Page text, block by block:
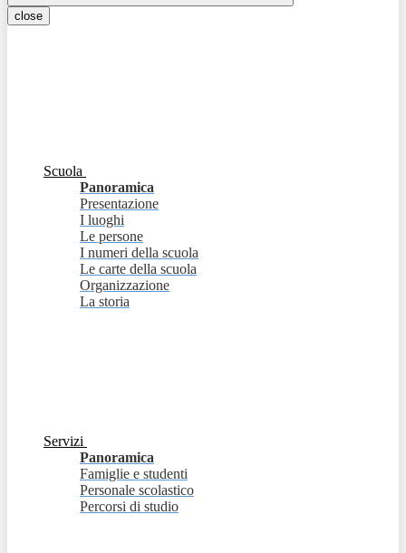
close
Scuola
Panoramica
Presentazione
I luoghi
Le persone
I numeri della scuola
Le carte della scuola
Organizzazione
La storia
Servizi
Panoramica
Famiglie e studenti
Personale scolastico
Percorsi di studio